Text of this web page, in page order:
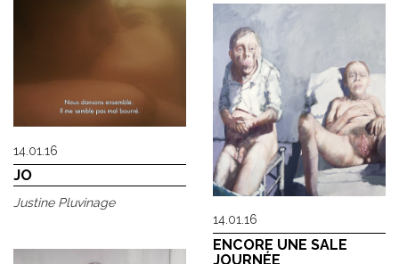
14.01.16
JO
Justine Pluvinage
14.01.16
ENCORE UNE SALE
JOURNÉE